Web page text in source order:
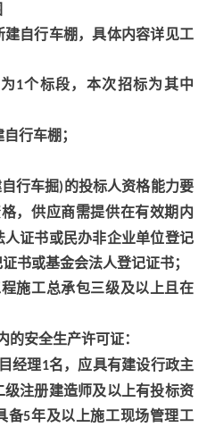
自行车棚，具体内容详见工
1个标段，本次招标为其中
行车棚；
行车掘)的投标人资格能力要
，供应商需提供在有效期内
证书或民办非企业单位登记
书或基金会法人登记证书；
施工总承包三级及以上且在
的安全生产许可证：
经理1名，应具有建设行政主
注册建造师及以上有投标资
备5年及以上施工现场管理工